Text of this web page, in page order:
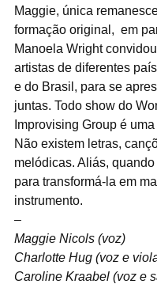
Maggie, única
formação original,  em
Manoela Wright
artistas de diferentes
e do Brasil, para se
juntas. Todo show do
Improvising Group é
Não existem letras,
melódicas. Aliás,
para transformá-la em
instrumento.
–
Maggie Nicols (voz)
Charlotte Hug (voz e
Caroline Kraabel (voz e